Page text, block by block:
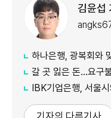
김윤섭
하나은행, 광복회와
갈 곳 잃은 돈…요구
IBK기업은행, 서울